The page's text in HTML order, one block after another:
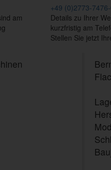
am
+49 (0)2773-
Details zu Ihrer
kurzfristig am
Stellen Sie jetzt